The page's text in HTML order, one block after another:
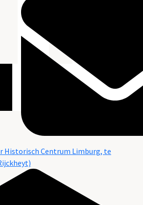
Historisch Centrum Limburg, te